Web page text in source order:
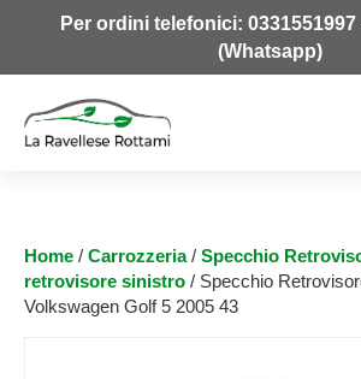
Per ordini telefonici: 0331551997
(Whatsapp)
Home / Carrozzeria/ Specchio
retrovisore sinistro / Specchio
Volkswagen Golf 5 2005 43